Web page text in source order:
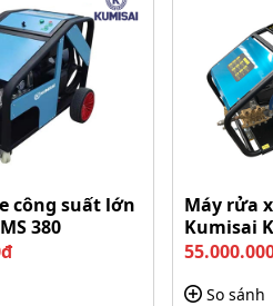
công suất lớn
380
Máy rửa
Kumisai
So sánh